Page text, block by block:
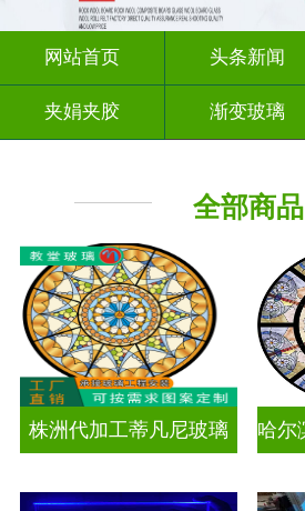
网站首页 头条新闻
夹娟夹胶 渐变玻璃
全部商品
株洲代加工蒂凡尼玻璃